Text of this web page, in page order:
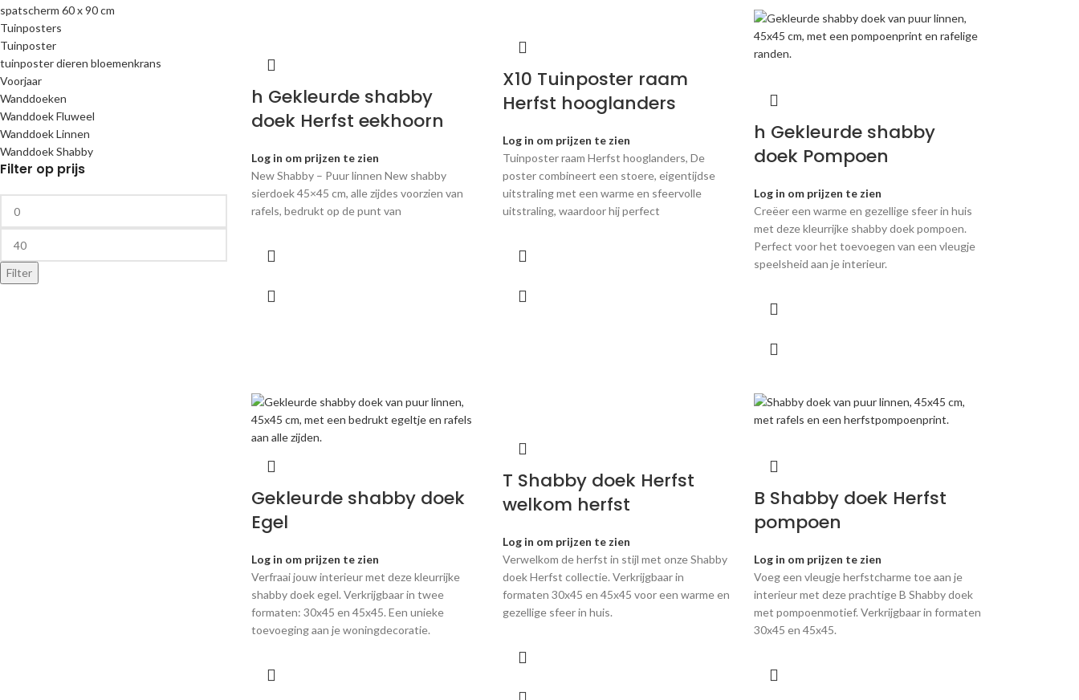
spatscherm 60 x 90 cm
Tuinposters
Tuinposter
tuinposter dieren bloemenkrans
Voorjaar
Wanddoeken
Wanddoek Fluweel
Wanddoek Linnen
Wanddoek Shabby
Filter op prijs
Filter
h Gekleurde shabby
doek Herfst eekhoorn
Log in om prijzen te zien
New Shabby – Puur linnen New shabby
sierdoek 45×45 cm, alle zijdes voorzien van
rafels, bedrukt op de punt van
X10 Tuinposter raam
Herfst hooglanders
Log in om prijzen te zien
Tuinposter raam Herfst hooglanders, De
poster combineert een stoere, eigentijdse
uitstraling met een warme en sfeervolle
uitstraling, waardoor hij perfect
h Gekleurde shabby
doek Pompoen
Log in om prijzen te zien
Creëer een warme en gezellige sfeer in huis
met deze kleurrijke shabby doek pompoen.
Perfect voor het toevoegen van een vleugje
speelsheid aan je interieur.
Gekleurde shabby doek
Egel
Log in om prijzen te zien
Verfraai jouw interieur met deze kleurrijke
shabby doek egel. Verkrijgbaar in twee
formaten: 30x45 en 45x45. Een unieke
toevoeging aan je woningdecoratie.
T Shabby doek Herfst
welkom herfst
Log in om prijzen te zien
Verwelkom de herfst in stijl met onze Shabby
doek Herfst collectie. Verkrijgbaar in
formaten 30x45 en 45x45 voor een warme en
gezellige sfeer in huis.
B Shabby doek Herfst
pompoen
Log in om prijzen te zien
Voeg een vleugje herfstcharme toe aan je
interieur met deze prachtige B Shabby doek
met pompoenmotief. Verkrijgbaar in formaten
30x45 en 45x45.